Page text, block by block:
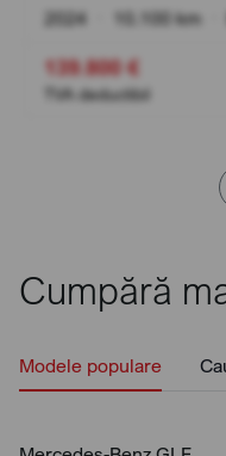
2024 10.100 km
139.800 €
TVA deductibil
Cumpără
Modele populare